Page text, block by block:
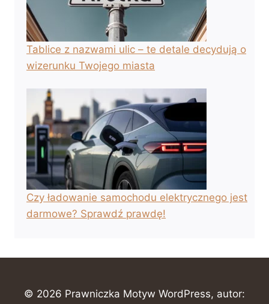
Tablice z nazwami ulic – te detale decydują o
wizerunku Twojego miasta
Czy ładowanie samochodu elektrycznego jest
darmowe? Sprawdź prawdę!
© 2026 Prawniczka Motyw WordPress, autor: